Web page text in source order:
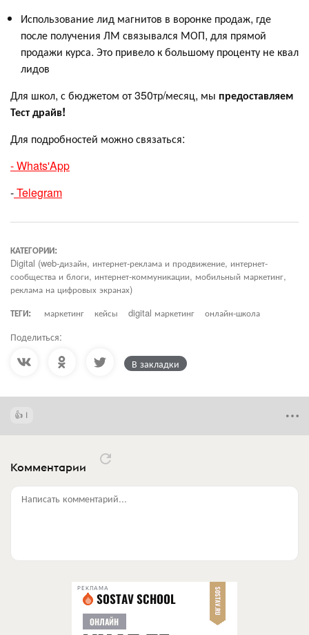
Использование лид магнитов в воронке продаж, где
после получения ЛМ связывался МОП, для прямой
продажи курса. Это привело к большому проценту не квал
лидов
Для школ, с бюджетом от 350тр/месяц, мы предоставляем
Тест драйв!
Для подробностей можно связаться:
- Whats'App
-Telegram
КАТЕГОРИИ:
Digital (web-дизайн, интернет-реклама и продвижение, интернет-
сообщества и блоги, интернет-коммуникации, мобильный маркетинг,
реклама на цифровых экранах)
ТЕГИ:
маркетинг кейсы digital маркетинг онлайн-школа
Поделиться:
В закладки
1
Комментарии
Написать комментарий...
РЕКЛАМА